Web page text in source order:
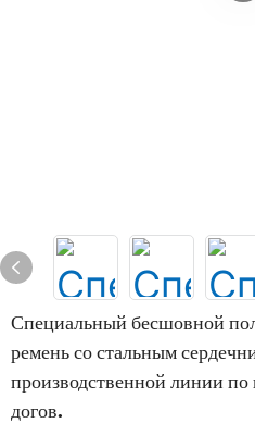
Специальный бесшовной
ремень со стальным
производственной линии по
догов.